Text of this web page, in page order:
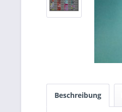
Beschreibung